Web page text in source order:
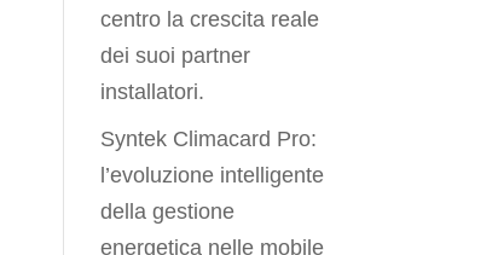
centro la crescita reale
dei suoi partner
installatori.
Syntek Climacard Pro:
l’evoluzione intelligente
della gestione
energetica nelle mobile